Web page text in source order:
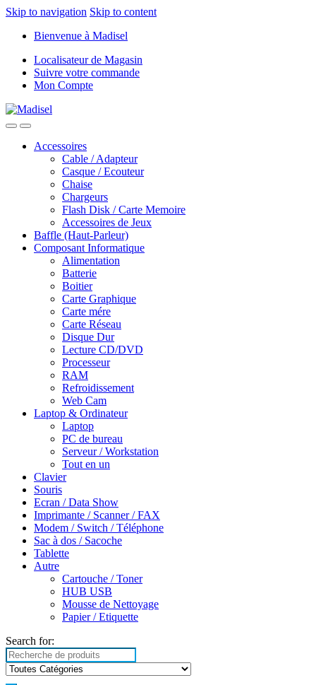
Skip to navigation Skip to content
Bienvenue à Madisel
Localisateur de Magasin
Suivre votre commande
Mon Compte
Accessoires
Cable / Adapteur
Casque / Ecouteur
Chaise
Chargeurs
Flash Disk / Carte Memoire
Accessoires de Jeux
Baffle (Haut-Parleur)
Composant Informatique
Alimentation
Batterie
Boitier
Carte Graphique
Carte mére
Carte Réseau
Disque Dur
Lecture CD/DVD
Processeur
RAM
Refroidissement
Web Cam
Laptop & Ordinateur
Laptop
PC de bureau
Serveur / Workstation
Tout en un
Clavier
Souris
Ecran / Data Show
Imprimante / Scanner / FAX
Modem / Switch / Téléphone
Sac à dos / Sacoche
Tablette
Autre
Cartouche / Toner
HUB USB
Mousse de Nettoyage
Papier / Etiquette
Search for: